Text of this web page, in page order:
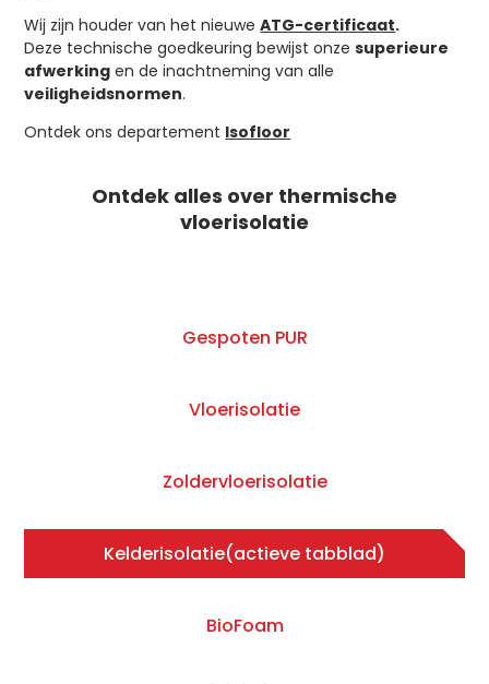
Wij zijn houder van het nieuweATG-certificaat. ​
Deze technische goedkeuring bewijst onzesuperieure
afwerking en de inachtneming van alle
veiligheidsnormen.
Ontdek ons departement Isofloor
Ontdek alles over thermische
vloerisolatie
Gespoten PUR
Vloerisolatie
Zoldervloerisolatie
Kelderisolatie(actieve tabblad)
BioFoam